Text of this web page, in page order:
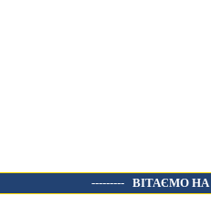
--------- ВІТАЄМО